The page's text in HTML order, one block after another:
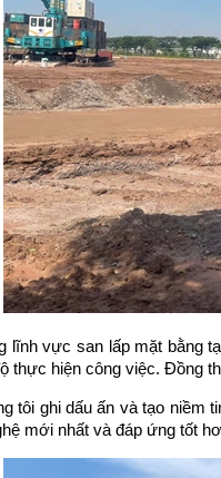
lĩnh vực san lấp mặt bằng
thực hiện công việc. Đồng
tôi ghi dấu ấn và tạo
mới nhất và đáp ứng tốt